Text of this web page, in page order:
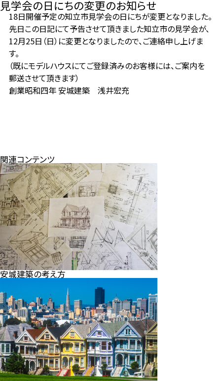
見学会の日にちの変更のお知らせ
18日開催予定の知立市見学会の日にちが変更となりました。
先日この日記にて予告させて頂きました知立市の見学会が、
12月25日（日）に変更となりましたので、ご連絡申し上げま
す。
（既にモデルハウスにてご登録済みのお客様には、ご案内を
郵送させて頂きます）
創業昭和四年 安城建築 浅井宏充
関連コンテンツ
安城建築の考え方